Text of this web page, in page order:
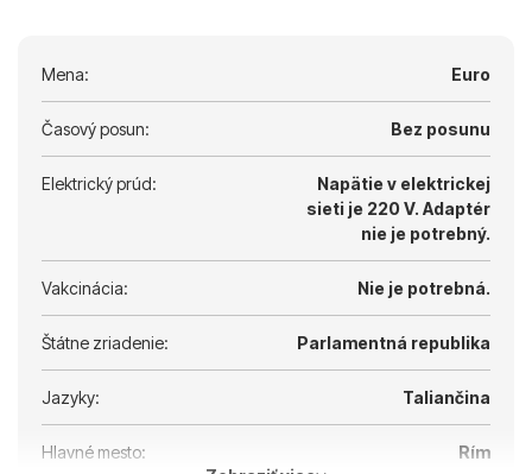
Mena: Euro
Časový posun: Bez posunu
Elektrický prúd:
Napätie v elektrickej
sieti je 220 V. Adaptér
nie je potrebný.
Vakcinácia: Nie je potrebná.
Štátne zriadenie: Parlamentná republika
Jazyky: Taliančina
Hlavné mesto:
Rím